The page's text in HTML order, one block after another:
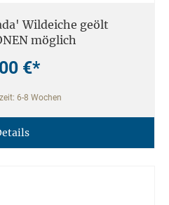
Wildeiche geölt
möglich
€*
6-8 Wochen